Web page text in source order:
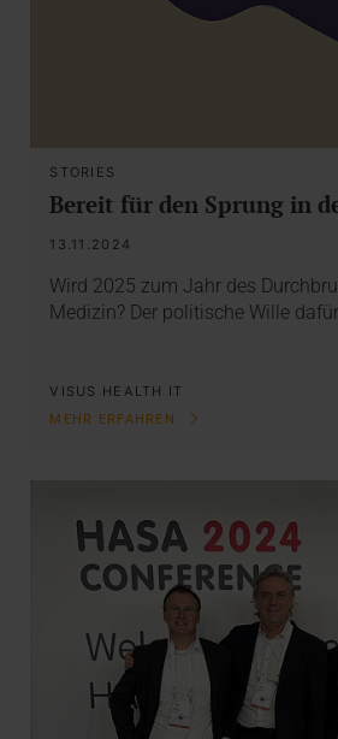
STORIES
Bereit für den Sprung in
13.11.2024
Wird 2025 zum Jahr des
Medizin? Der politische Wille
VISUS HEALTH IT
MEHR ERFAHREN